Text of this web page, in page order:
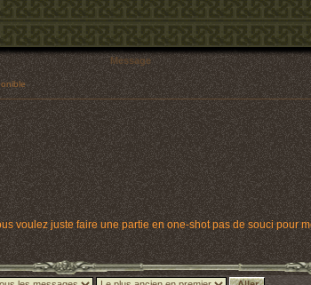
Message
voulez juste faire une partie en one-shot pas de souci pour